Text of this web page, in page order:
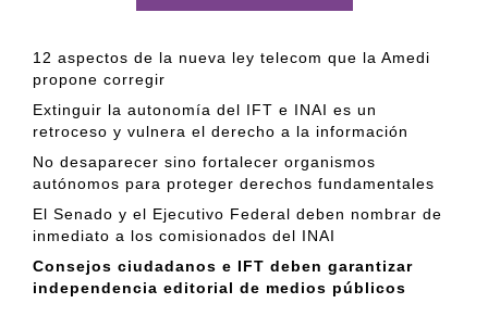
12 aspectos de la nueva ley telecom que la Amedi
propone corregir
Extinguir la autonomía del IFT e INAI es un
retroceso y vulnera el derecho a la información
No desaparecer sino fortalecer organismos
autónomos para proteger derechos fundamentales
El Senado y el Ejecutivo Federal deben nombrar de
inmediato a los comisionados del INAI
Consejos ciudadanos e IFT deben garantizar
independencia editorial de medios públicos